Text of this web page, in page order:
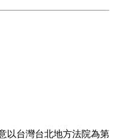
以台灣台北地方法院為第